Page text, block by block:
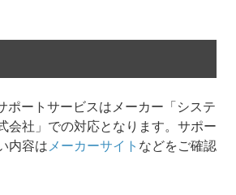
ポートサービスはメーカー「システ
会社」での対応となります。サポー
内容は メーカーサイト などをご確認